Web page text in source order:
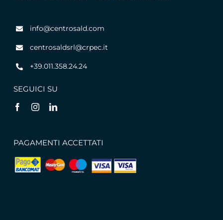
info@centrosald.com
centrosaldsrl@crpec.it
+39.011.358.24.24
SEGUICI SU
PAGAMENTI ACCETTATI